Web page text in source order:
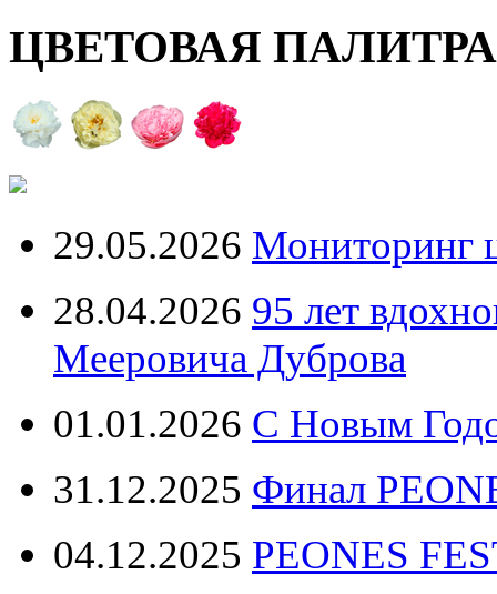
ЦВЕТОВАЯ
29.05.2026 Мониторинг
28.04.2026 95 лет
Мееровича Дуброва
01.01.2026 С Новым
31.12.2025 Финал
04.12.2025 PEONES